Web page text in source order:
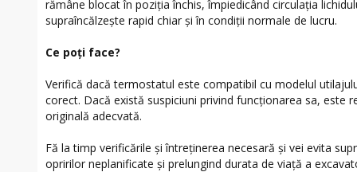
rămâne blocat în poziția închis, împiedicând circulația
supraîncălzește rapid chiar și în condiții normale de lucru.
Ce poți face?
Verifică dacă termostatul este compatibil cu modelul
corect. Dacă există suspiciuni privind funcționarea sa, este
originală adecvată.
Fă la timp verificările și întreținerea necesară și vei evita
opririlor neplanificate și prelungind durata de viață a